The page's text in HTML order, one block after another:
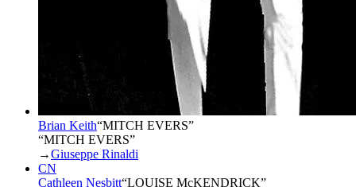
Brian Keith“MITCH EVERS”
“MITCH EVERS”
→Giuseppe Rinaldi
CN
Cathleen Nesbitt“LOUISE McKENDRICK”